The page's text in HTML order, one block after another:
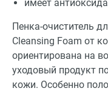
имеет
Пенка-очиститель
Cleansing Foam от
ориентирована на
уходовый продукт
кожи. Особенно